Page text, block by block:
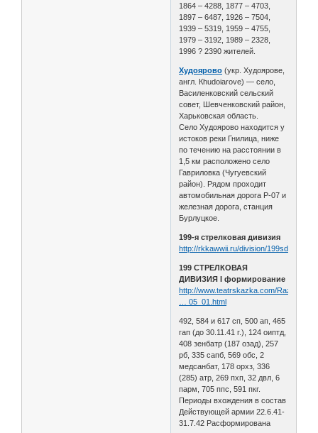
1864 – 4288, 1877 – 4703,
1897 – 6487, 1926 – 7504,
1939 – 5319, 1959 – 4755,
1979 – 3192, 1989 – 2328,
1996 ? 2390 жителей.
Худоярово (укр. Худоярове,
англ. Кhudoiarove) — село,
Василенковский сельский
совет, Шевченковский район,
Харьковская область.
Село Худоярово находится у
истоков реки Гнилица, ниже
по течению на расстоянии в
1,5 км расположено село
Гавриловка (Чугуевский
район). Рядом проходит
автомобильная дорога Р-07 и
железная дорога, станция
Бурлуцкое.
199-я стрелковая дивизия
http://rkkawwii.ru/division/199sdf1
199 СТРЕЛКОВАЯ
ДИВИЗИЯ I формирование
http://www.teatrskazka.com/Raznoe/
… 05_01.html
492, 584 и 617 сп, 500 ап, 465
гап (до 30.11.41 г.), 124 оиптд,
408 зенбатр (187 озад), 257
рб, 335 сапб, 569 обс, 2
медсанбат, 178 орхз, 336
(285) атр, 269 пхп, 32 двл, 6
парм, 705 ппс, 591 пкг.
Периоды вхождения в состав
Действующей армии 22.6.41-
31.7.42 Расформирована